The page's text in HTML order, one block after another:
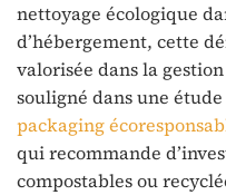
nettoyage écologique
d’hébergement, cette
valorisée dans la
souligné dans une
packaging
qui recommande
compostables ou